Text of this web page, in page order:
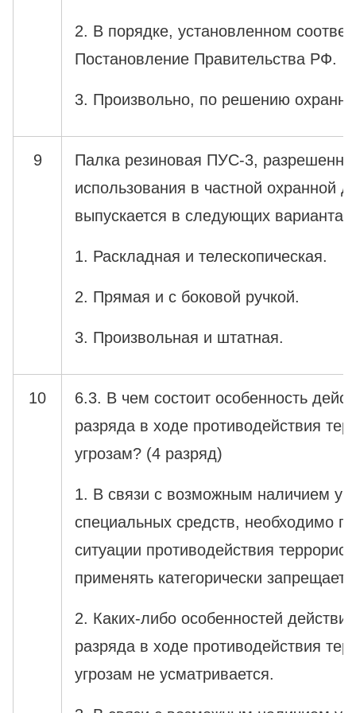
2. В порядке, установленном
Постановление Правительства РФ.
3. Произвольно, по решению
9
Палка резиновая ПУС-3,
использования в частной охранной
выпускается в следующих вариантах:
1. Раскладная и телескопическая.
2. Прямая и с боковой ручкой.
3. Произвольная и штатная.
10
6.3. В чем состоит особенность
разряда в ходе противодействия
угрозам? (4 разряд)
1. В связи с возможным наличием у
специальных средств, необходимо
ситуации противодействия
применять категорически
2. Каких-либо особенностей
разряда в ходе противодействия
угрозам не усматривается.